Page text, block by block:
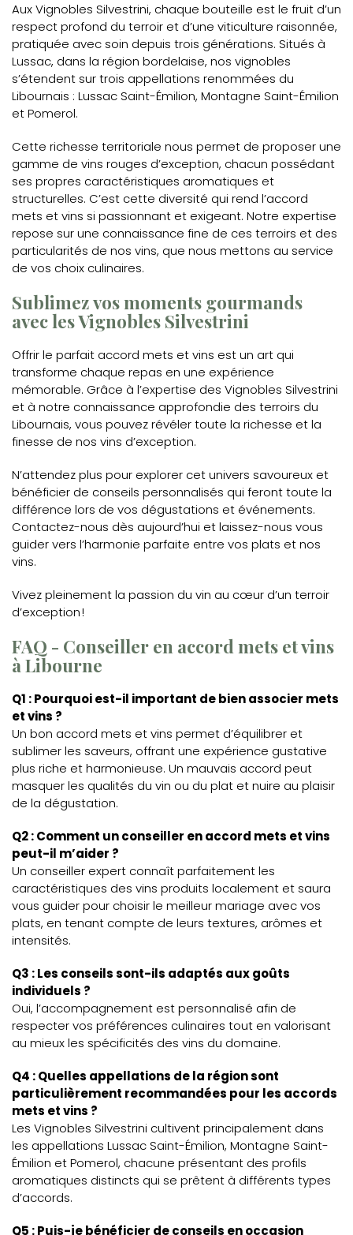
Aux Vignobles Silvestrini, chaque bouteille est le fruit d’un
respect profond du terroir et d’une viticulture raisonnée,
pratiquée avec soin depuis trois générations. Situés à
Lussac, dans la région bordelaise, nos vignobles
s’étendent sur trois appellations renommées du
Libournais : Lussac Saint-Émilion, Montagne Saint-Émilion
et Pomerol.
Cette richesse territoriale nous permet de proposer une
gamme de vins rouges d’exception, chacun possédant
ses propres caractéristiques aromatiques et
structurelles. C’est cette diversité qui rend l’accord
mets et vins si passionnant et exigeant. Notre expertise
repose sur une connaissance fine de ces terroirs et des
particularités de nos vins, que nous mettons au service
de vos choix culinaires.
Sublimez vos moments gourmands
avec les Vignobles Silvestrini
Offrir le parfait accord mets et vins est un art qui
transforme chaque repas en une expérience
mémorable. Grâce à l’expertise des Vignobles Silvestrini
et à notre connaissance approfondie des terroirs du
Libournais, vous pouvez révéler toute la richesse et la
finesse de nos vins d’exception.
N’attendez plus pour explorer cet univers savoureux et
bénéficier de conseils personnalisés qui feront toute la
différence lors de vos dégustations et événements.
Contactez-nous dès aujourd’hui et laissez-nous vous
guider vers l’harmonie parfaite entre vos plats et nos
vins.
Vivez pleinement la passion du vin au cœur d’un terroir
d’exception !
FAQ - Conseiller en accord mets et vins
à Libourne
Q1 : Pourquoi est-il important de bien associer mets
et vins ?
Un bon accord mets et vins permet d’équilibrer et
sublimer les saveurs, offrant une expérience gustative
plus riche et harmonieuse. Un mauvais accord peut
masquer les qualités du vin ou du plat et nuire au plaisir
de la dégustation.
Q2 : Comment un conseiller en accord mets et vins
peut-il m’aider ?
Un conseiller expert connaît parfaitement les
caractéristiques des vins produits localement et saura
vous guider pour choisir le meilleur mariage avec vos
plats, en tenant compte de leurs textures, arômes et
intensités.
Q3 : Les conseils sont-ils adaptés aux goûts
individuels ?
Oui, l’accompagnement est personnalisé afin de
respecter vos préférences culinaires tout en valorisant
au mieux les spécificités des vins du domaine.
Q4 : Quelles appellations de la région sont
particulièrement recommandées pour les accords
mets et vins ?
Les Vignobles Silvestrini cultivent principalement dans
les appellations Lussac Saint-Émilion, Montagne Saint-
Émilion et Pomerol, chacune présentant des profils
aromatiques distincts qui se prêtent à différents types
d’accords.
Q5 : Puis-je bénéficier de conseils en occasion